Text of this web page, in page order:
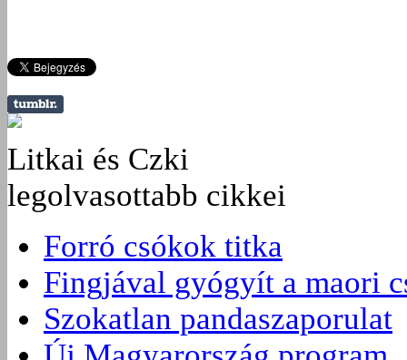
Litkai és Czki
legolvasottabb cikkei
Forró csókok titka
Fingjával gyógyít a maori
Szokatlan pandaszaporulat